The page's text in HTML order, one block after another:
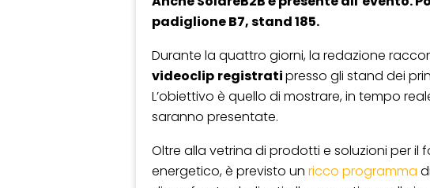
padiglione B7, stand 185.
Durante la quattro giorni, la redazione
videoclip registratipresso gli stand dei
L’obiettivo è quello di mostrare, in tempo
saranno presentate.
Oltre alla vetrina di prodotti e soluzioni per il
energetico, è previsto un ricco programma